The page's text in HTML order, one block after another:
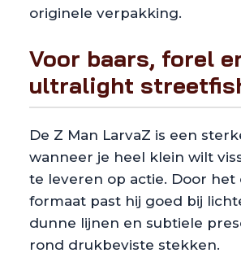
originele verpakking.
Voor baars, forel
ultralight
De Z Man LarvaZ is een
wanneer je heel klein wilt
te leveren op actie. Door het
formaat past hij goed bij
dunne lijnen en subtiele
rond drukbeviste stekken.